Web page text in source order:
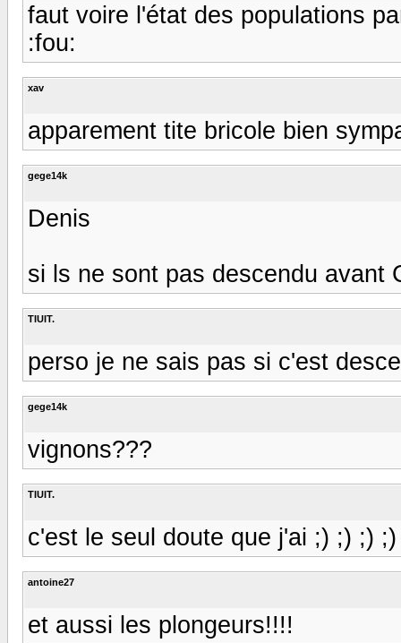
faut voire l'état des populations
:fou:
xav
apparement tite bricole bien
gege14k
Denis
si ls ne sont pas descendu avant
TIUIT.
perso je ne sais pas si c'est
gege14k
vignons???
TIUIT.
c'est le seul doute que j'ai ;) ;) ;)
antoine27
et aussi les plongeurs!!!!